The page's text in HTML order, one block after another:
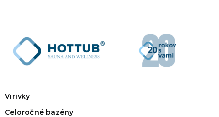
Vírivky
Celoročné bazény